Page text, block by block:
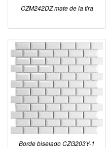
CZM242DZ mate de la tira
Borde biselado CZG203Y-1